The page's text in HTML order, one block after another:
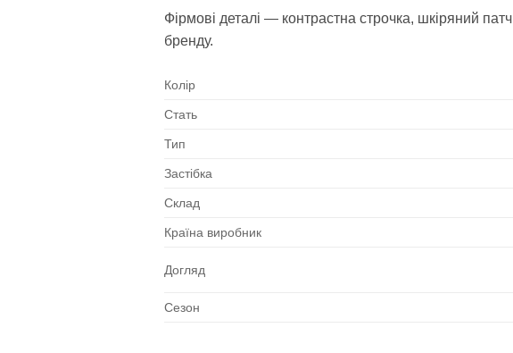
Фірмові деталі — контрастна строчка, шкіряний патч
бренду.
Колір
Стать
Тип
Застібка
Склад
Країна виробник
Догляд
Сезон